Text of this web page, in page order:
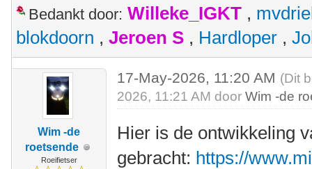
Bedankt door: Willeke_IGKT ,
blokdoorn , Jeroen S , Hardloper ,
Wim -de
roetsende
Roeifietser
17-May-2026, 11:20 AM (Dit
2026, 11:21 AM doorWim -de
Hier is de ontwikkeling
gebracht: https://